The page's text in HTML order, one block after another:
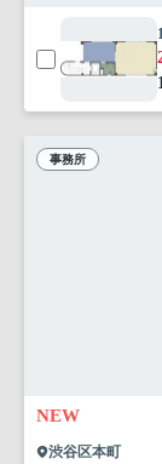
事務所
NEW
渋谷区本町